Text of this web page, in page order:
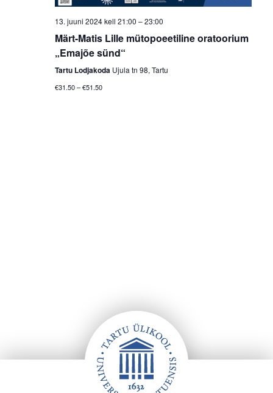
13. juuni 2024 kell 21:00 –23:00
Märt-Matis Lille mütopoeetiline oratoorium
„Emajõe sünd“
Tartu Lodjakoda Ujula tn 98, Tartu
€31.50 – €51.50